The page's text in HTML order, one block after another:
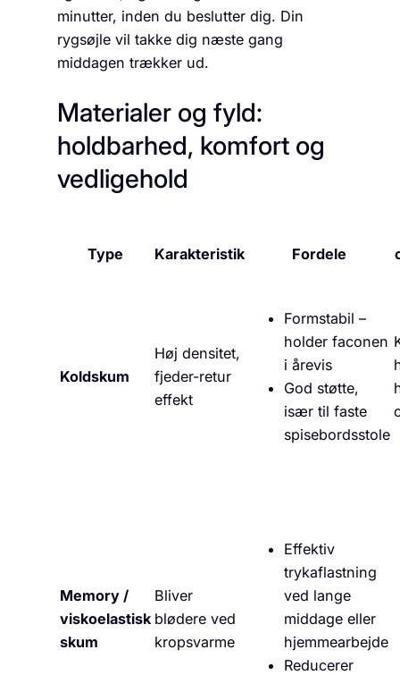
minutter, inden du beslutter dig. Din
rygsøjle vil takke dig næste gang
middagen trækker ud.
Materialer og fyld:
holdbarhed, komfort og
vedligehold
Type Karakteristik Fordele
Koldskum
Høj densitet,
fjeder-retur
effekt
Formstabil –
holder faconen
i årevis
God støtte,
især til faste
spisebordsstole
Memory /
viskoelastisk
skum
Bliver
blødere ved
kropsvarme
Effektiv
trykaflastning
ved lange
middage eller
hjemmearbejde
Reducerer